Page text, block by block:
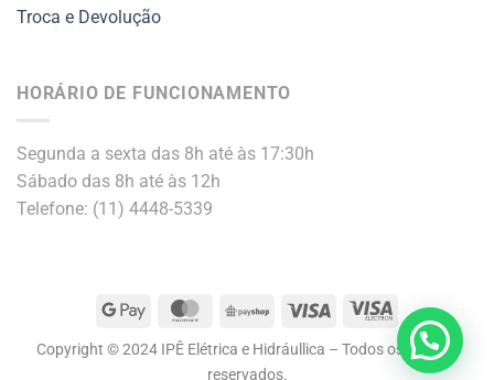
Troca e Devolução
HORÁRIO DE FUNCIONAMENTO
Segunda a sexta das 8h até às 17:30h
Sábado das 8h até às 12h
Telefone: (11) 4448-5339
Google
MasterCardPayShopVisa
Visa
Electron
Copyright © 2024 IPÊ Elétrica e Hidráullica – Todos os direitos
reservados.